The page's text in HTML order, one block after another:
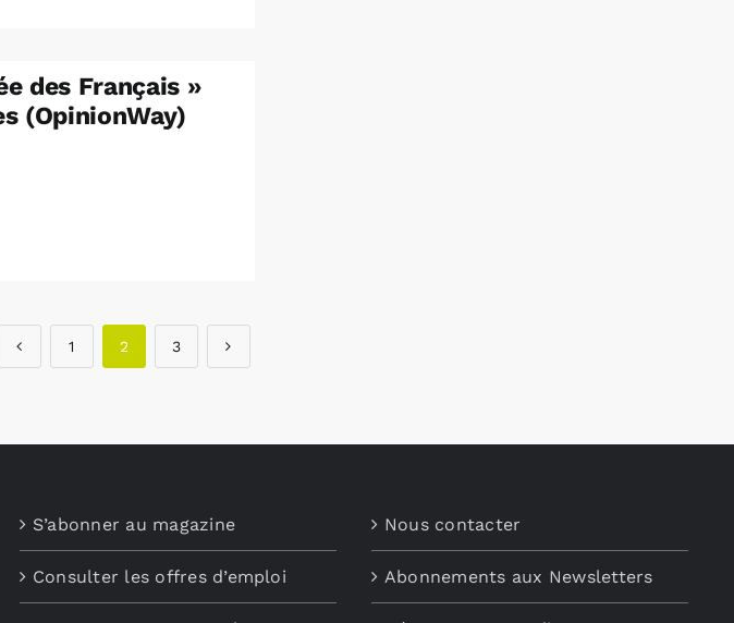
des Français »
(OpinionWay)
1 2 3
S’abonner au magazine
Consulter les offres d’emploi
Nous contacter
Abonnements aux Newsletters